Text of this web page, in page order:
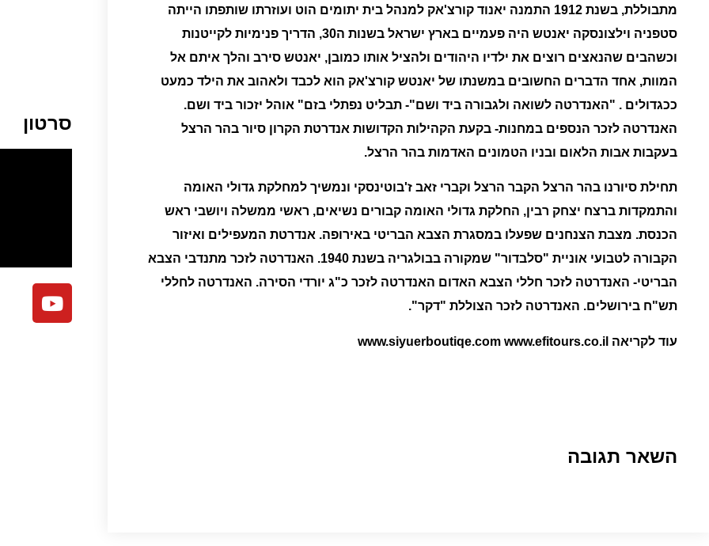
מתבוללת, בשנת 1912 התמנה יאנוד קורצ'אק למנהל בית יתומים הוט ועוזרתו שותפתו הייתה
סטפניה וילצונסקה יאנטש היה פעמיים בארץ ישראל בשנות ה30, הדריך פנימיות לקייטנות
וכשהבים שהנאצים רוצים את ילדיו היהודים ולהציל אותו כמובן, יאנטש סירב והלך איתם אל
המוות, אחד הדברים החשובים במשנתו של יאנטש קורצ'אק הוא לכבד ולאהוב את הילד כמעט
ככגדולים . "האנדרטה לשואה ולגבורה ביד ושם"- תבליט נפתלי בזם" אוהל יזכור ביד ושם.
האנדרטה לזכר הנספים במחנות- בקעת הקהילות הקדושות אנדרטת הקרון סיור בהר הרצל
בעקבות אבות הלאום ובניו הטמונים האדמות בהר הרצל.
תחילת סיורנו בהר הרצל הקבר הרצל וקברי זאב ז'בוטינסקי ונמשיך למחלקת גדולי האומה
והתמקדות ברצח יצחק רבין, החלקת גדולי האומה קבורים נשיאים, ראשי ממשלה ויושבי ראש
הכנסת. מצבת הצנחנים שפעלו במסגרת הצבא הבריטי באירופה. אנדרטת המעפילים ואיזור
הקבורה לטבועי אוניית "סלבדור" שמקורה בבולגריה בשנת 1940.
האנדרטה לזכר מתנדבי הצבא
הבריטי- האנדרטה לזכר חללי הצבא האדום האנדרטה לזכר כ"ג יורדי הסירה. האנדרטה לחללי
תש"ח בירושלים. האנדרטה לזכר הצוללת "דקר".
עוד לקריאה www.siyuerboutiqe.com www.efitours.co.il
השאר תגובה
סרטון